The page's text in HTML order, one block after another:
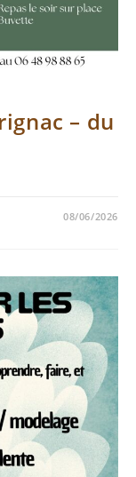
– du
08/06/2026